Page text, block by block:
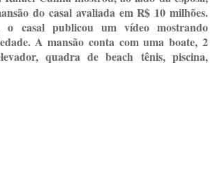
do casal avaliada em R$ 10 milhões.
o casal publicou um vídeo mostrando
A mansão conta com uma boate, 2
quadra de beach tênis, piscina,